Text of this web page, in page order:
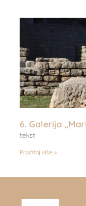
6. Galerija
tekst
Pročitaj više »